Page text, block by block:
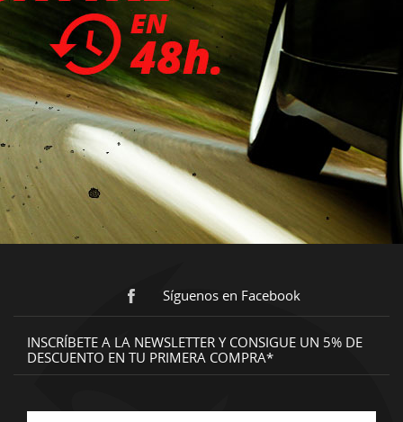
Síguenos en Facebook
INSCRÍBETE A LA NEWSLETTER Y CONSIGUE UN 5% DE
DESCUENTO EN TU PRIMERA COMPRA*